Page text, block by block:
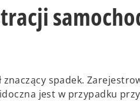
spadek.
jest w przypadku